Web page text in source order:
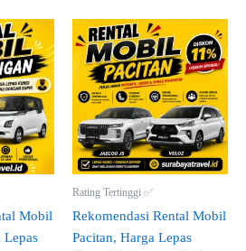
Mobil
Lepas
Rating Tertinggi ✅
Rekomendasi Rental Mobil
Pacitan, Harga Lepas